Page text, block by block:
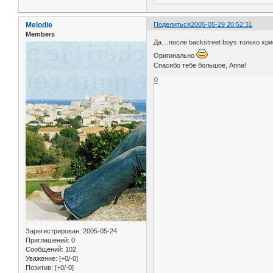
Поделиться2005-05-29 20:52:31
Melodie
Members
Зарегистрирован: 2005-05-24
Приглашений: 0
Сообщений: 102
Уважение: [+0/-0]
Позитив: [+0/-0]
Да....после backstreet boys только
Оригинально
Спасибо тебе большое, Anna!
0